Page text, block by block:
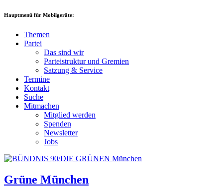
Hauptmenü für Mobilgeräte:
Themen
Partei
Das sind wir
Parteistruktur und Gremien
Satzung & Service
Termine
Kontakt
Suche
Mitmachen
Mitglied werden
Spenden
Newsletter
Jobs
Grüne München